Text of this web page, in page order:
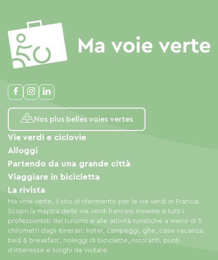
Nos plus belles voies vertes
Ma voie verte, il sito di riferimento per le vie verdi in Francia.
Scopri la mappa delle vie verdi francesi insieme a tutti i
professionisti del turismo e alle attività turistiche a meno di 5
chilometri dagli itinerari: hotel, campeggi, gîte, case vacanza,
bed & breakfast, noleggi di biciclette, ristoranti, punti
d'interesse e luoghi da visitare.
Vie verdi e ciclovie
Alloggi
Partendo da una grande città
Viaggiare in bicicletta
La rivista